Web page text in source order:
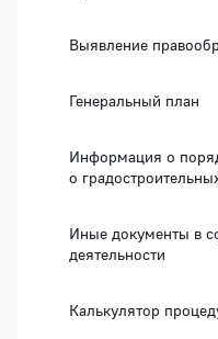
Выявление
Генеральный план
Информация о
о
Иные документы в
деятельности
Калькулятор